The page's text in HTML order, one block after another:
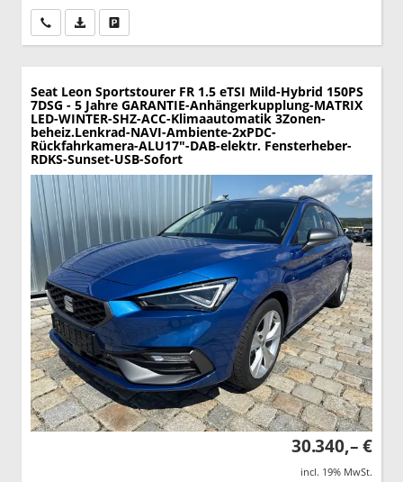
Wir rufen Sie anPDF-Datei, Fahrzeugexposé drucken
Seat Leon Sportstourer FR 1.5 eTSI Mild-Hybrid 150PS
7DSG - 5 Jahre GARANTIE-Anhängerkupplung-MATRIX
LED-WINTER-SHZ-ACC-Klimaautomatik 3Zonen-
beheiz.Lenkrad-NAVI-Ambiente-2xPDC-
Rückfahrkamera-ALU17"-DAB-elektr. Fensterheber-
RDKS-Sunset-USB-Sofort
30.340,– €
incl. 19% MwSt.